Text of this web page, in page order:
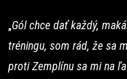
„Gól chce dať každý,
tréningu, som rád, že sa
proti Zemplínu sa mi na